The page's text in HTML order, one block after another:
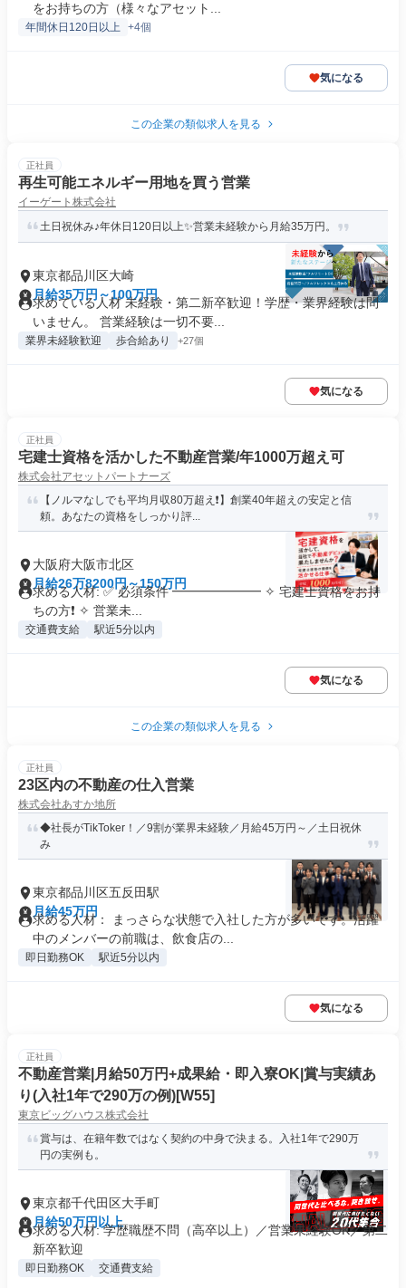
をお持ちの方（様々なアセット...
年間休日120日以上 +4個
気になる
この企業の類似求人を見る
正社員
再生可能エネルギー用地を買う営業
イーゲート株式会社
土日祝休み♪年休日120日以上✨営業未経験から月給35万円。
東京都品川区大崎
月給35万円～100万円
求めている人材 未経験・第二新卒歓迎！学歴・業界経験は問
いません。 営業経験は一切不要...
業界未経験歓迎 歩合給あり +27個
気になる
正社員
宅建士資格を活かした不動産営業/年1000万超え可
株式会社アセットパートナーズ
【ノルマなしでも平均月収80万超え❗】創業40年超えの安定と信
頼。あなたの資格をしっかり評...
大阪府大阪市北区
月給26万8200円～150万円
求める人材: ✅ 必須条件 ━━━━━━━ ✧ 宅建士資格をお持
ちの方❗ ✧ 営業未...
交通費支給 駅近5分以内
気になる
この企業の類似求人を見る
正社員
23区内の不動産の仕入営業
株式会社あすか地所
◆社長がTikToker！／9割が業界未経験／月給45万円～／土日祝休
み
東京都品川区五反田駅
月給45万円
求める人材： まっさらな状態で入社した方が多いです。活躍
中のメンバーの前職は、飲食店の...
即日勤務OK 駅近5分以内
気になる
正社員
不動産営業|月給50万円+成果給・即入寮OK|賞与実績あ
り(入社1年で290万の例)[W55]
東京ビッグハウス株式会社
賞与は、在籍年数ではなく契約の中身で決まる。入社1年で290万
円の実例も。
東京都千代田区大手町
月給50万円以上
求める人材: 学歴職歴不問（高卒以上）／営業未経験OK／第二
新卒歓迎
即日勤務OK 交通費支給